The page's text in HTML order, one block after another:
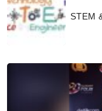
STEM